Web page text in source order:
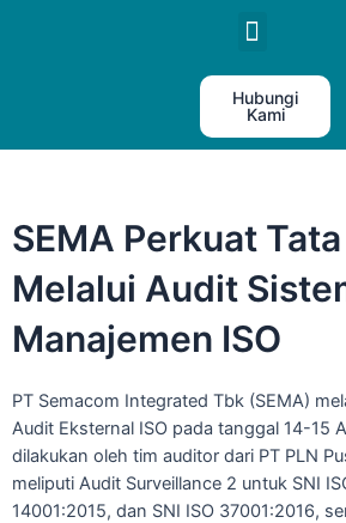
Hubungi
Kami
SEMA Perkuat
Melalui Audit
Manajemen ISO
PT Semacom Integrated Tbk (SEMA)
Audit Eksternal ISO pada tanggal 14-15
dilakukan oleh tim auditor dari PT PLN
meliputi Audit Surveillance 2 untuk SNI
14001:2015, dan SNI ISO 37001:2016,